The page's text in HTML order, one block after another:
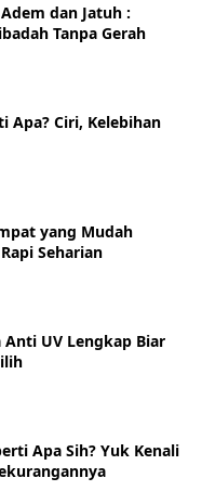
dan Jatuh :
Tanpa Gerah
Apa? Ciri, Kelebihan
yang Mudah
Seharian
Anti UV Lengkap Biar
Apa Sih? Yuk Kenali